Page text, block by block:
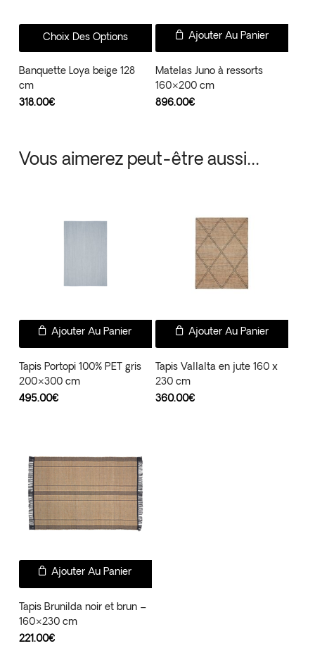
Choix Des Options
produit
a
plusieurs
variations.
peuvent
Banquette Loya beige 128
cm
318.00€
Ajouter Au Panier
Matelas Juno à ressorts
160×200 cm
896.00€
Vous aimerez peut-être aussi…
Ajouter Au Panier
Tapis Portopi 100% PET gris
200×300 cm
495.00€
Ajouter Au Panier
Tapis Vallalta en jute 160 x
230 cm
360.00€
Ajouter Au Panier
Tapis Brunilda noir et brun –
160×230 cm
221.00€